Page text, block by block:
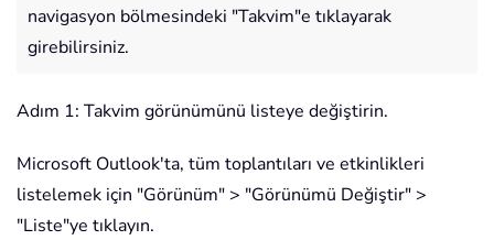
navigasyon bölmesindeki "Takvim"e tıklayarak
girebilirsiniz.
Adım 1: Takvim görünümünü listeye değiştirin.
Microsoft Outlook'ta, tüm toplantıları ve etkinlikleri
listelemek için "Görünüm" > "Görünümü Değiştir" >
"Liste"ye tıklayın.